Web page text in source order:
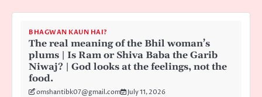
BHAGWAN KAUN HAI?
The real meaning of the Bhil woman’s
plums | Is Ram or Shiva Baba the Garib
Niwaj? | God looks at the feelings, not the
food.
omshantibk07@gmail.com July 11, 2026